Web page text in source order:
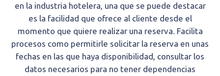
en la industria hotelera, una que se puede destacar
es la facilidad que ofrece al cliente desde el
momento que quiere realizar una reserva. Facilita
procesos como permitirle solicitar la reserva en unas
fechas en las que haya disponibilidad, consultar los
datos necesarios para no tener dependencias